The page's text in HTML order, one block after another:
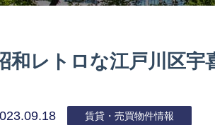
和レトロな江戸川区宇
賃貸・売買物件情報